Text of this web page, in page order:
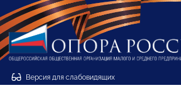
Версия для слабовидящих